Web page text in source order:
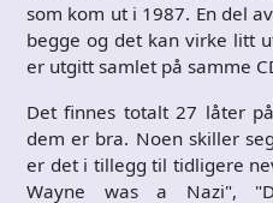
som kom ut i 1987. En del
begge og det kan virke litt
er utgitt samlet på samme
Det finnes totalt 27 låter
dem er bra. Noen skiller
er det i tillegg til tidligere
Wayne was a Nazi",